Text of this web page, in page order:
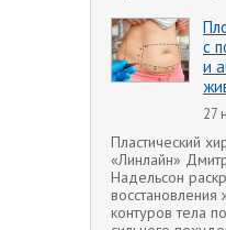
с
и
27
Пластический
«Линлайн»
Надельсон
восстановления
контуров тела